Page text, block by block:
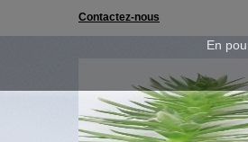
En
Contactez-nous